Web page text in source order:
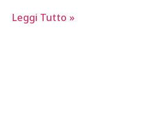
Leggi Tutto »